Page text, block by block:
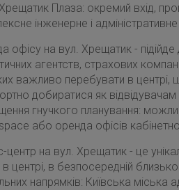
Плаза: окремий вхід,
інженерне і
офісу на вул. Хрещатик - підійде
агентств, страхових
важливо перебувати в центрі,
добиратися як відвідувачам
гнучкого планування:
або оренда офісів
центр на вул. Хрещатик - це
центрі, в безпосередній
напрямків: Київська міська